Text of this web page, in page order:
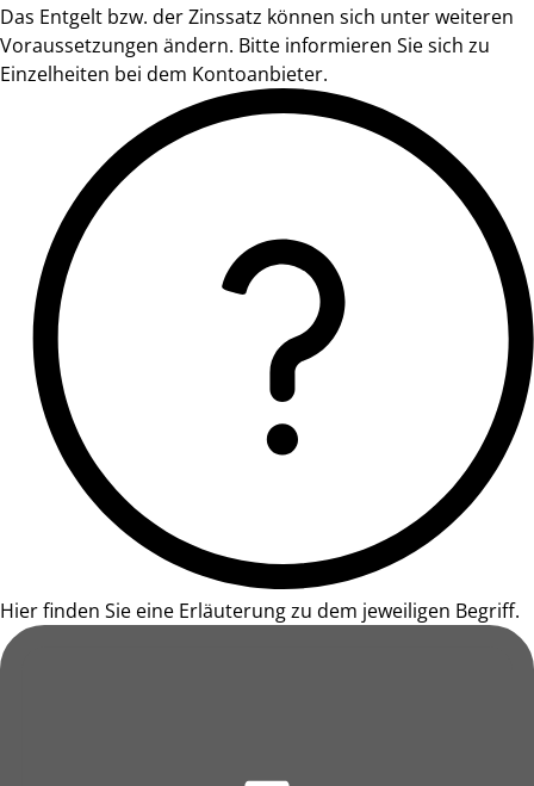
Das Entgelt bzw. der Zinssatz können sich unter weiteren
Voraussetzungen ändern. Bitte informieren Sie sich zu
Einzelheiten bei dem Kontoanbieter.
Hier finden Sie eine Erläuterung zu dem jeweiligen Begriff.